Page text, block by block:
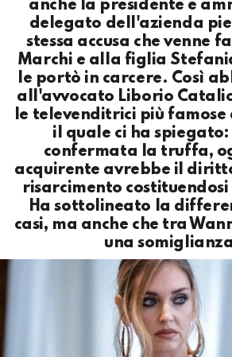
anche la presidente e
delegato dell'azienda
stessa accusa che venne
Marchi e alla figlia
le portò in carcere. Così
all'avvocato Liborio
le televenditrici più
il quale ci ha spiegato:
confermata la truffa,
acquirente avrebbe il
risarcimento
Ha sottolineato la
casi, ma anche che tra
una